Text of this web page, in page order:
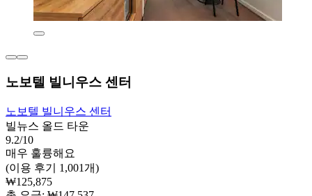
노보텔 빌니우스 센터
노보텔 빌니우스 센터
빌뉴스 올드 타운
9.2/10
매우 훌륭해요
(이용 후기 1,001개)
₩125,875